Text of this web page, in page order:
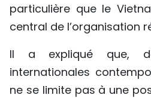
particulière que le
central de l’organisation
Il a expliqué que,
internationales
ne se limite pas à une